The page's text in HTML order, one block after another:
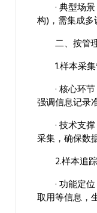
· 典型场景
构)，需集成多
二、按管
1.样本采集
· 核心环节
强调信息记录
· 技术支撑
采集，确保数
2.样本追
· 功能定位
取用等信息，